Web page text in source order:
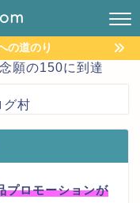
の道のり
願の150に到達
グ村
プロモーションが